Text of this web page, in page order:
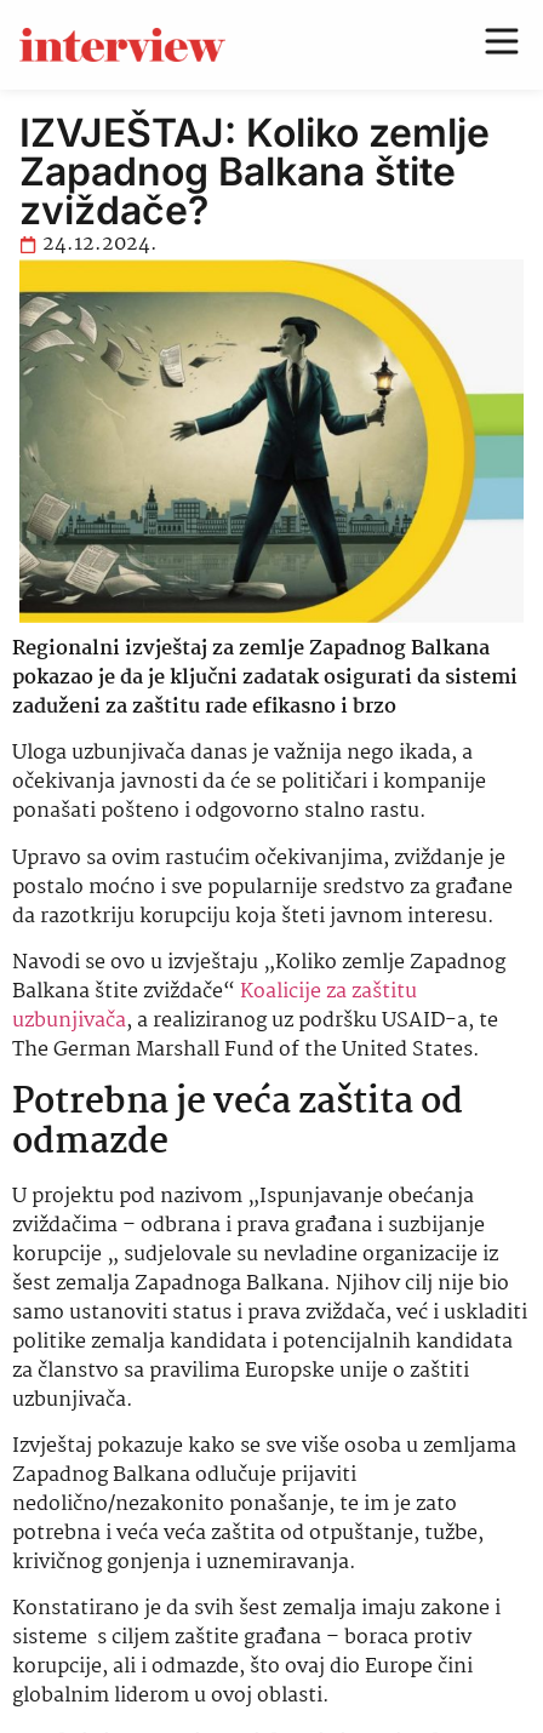
IZVJEŠTAJ: Koliko zemlje
Zapadnog Balkana štite
zviždače?
24.12.2024.
Regionalni izvještaj za zemlje Zapadnog Balkana
pokazao je da je ključni zadatak osigurati da sistemi
zaduženi za zaštitu rade efikasno i brzo
Uloga uzbunjivača danas je važnija nego ikada, a
očekivanja javnosti da će se političari i kompanije
ponašati pošteno i odgovorno stalno rastu.
Upravo sa ovim rastućim očekivanjima, zviždanje je
postalo moćno i sve popularnije sredstvo za građane
da razotkriju korupciju koja šteti javnom interesu.
Navodi se ovo u izvještaju „Koliko zemlje Zapadnog
Balkana štite zviždače“Koalicije za zaštitu
uzbunjivača, a realiziranog uz podršku USAID-a, te
The German Marshall Fund of the United States.
Potrebna je veća zaštita od
odmazde
U projektu pod nazivom „Ispunjavanje obećanja
zviždačima – odbrana i prava građana i suzbijanje
korupcije „ sudjelovale su nevladine organizacije iz
šest zemalja Zapadnoga Balkana. Njihov cilj nije bio
samo ustanoviti status i prava zviždača, već i uskladiti
politike zemalja kandidata i potencijalnih kandidata
za članstvo sa pravilima Europske unije o zaštiti
uzbunjivača.
Izvještaj pokazuje kako se sve više osoba u zemljama
Zapadnog Balkana odlučuje prijaviti
nedolično/nezakonito ponašanje, te im je zato
potrebna i veća veća zaštita od otpuštanje, tužbe,
krivičnog gonjenja i uznemiravanja.
Konstatirano je da svih šest zemalja imaju zakone i
sisteme s ciljem zaštite građana – boraca protiv
korupcije, ali i odmazde, što ovaj dio Europe čini
globalnim liderom u ovoj oblasti.